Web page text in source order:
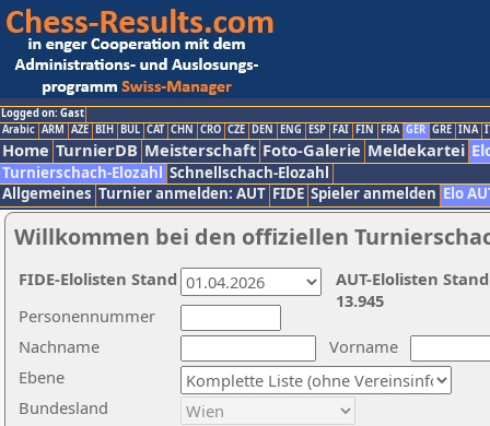
Logged on: Gast
Arabic ARM AZE BIH BUL CAT CHN CRO CZE DEN ENG ESP FAI FIN FRA GER GRE INA
Home TurnierDB Meisterschaft Foto-Galerie Meldekartei
Turnierschach-Elozahl Schnellschach-Elozahl
Allgemeines Turnier anmelden: AUT FIDE Spieler anmelden Elo
Willkommen bei den offiziellen
Nachname
Vorname
Ebene
Personennummer
Bundesland
AUT-Elolisten
13.945
FIDE-Elolisten Stand